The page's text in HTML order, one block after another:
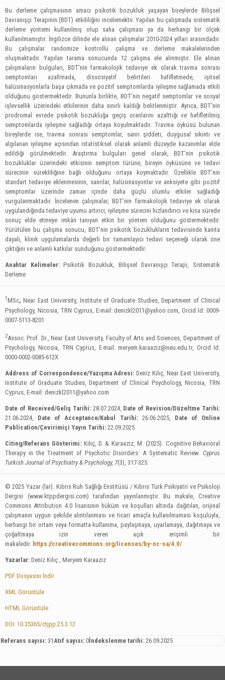
Bu derleme çalışmasının amacı psikotik bozukluk yaşayan bireylerde Bilişsel
Davranışçı Terapinin (BDT) etkililiğini incelemektir. Yapılan bu çalışmada sistematik
derleme yöntemi kullanılmış olup saha çalışması ya da herhangi bir ölçek
kullanılmamıştır. İngilizce dilinde ele alınan çalışmalar 2010-2024 yılları arasındadır.
Bu çalışmalar randomize kontrollü çalışma ve derleme makalelerinden
oluşmaktadır. Yapılan tarama sonucunda 12 çalışma ele alınmıştır. Ele alınan
çalışmaların bulguları, BDT’nin farmakolojik tedaviye ek olarak travma sonrası
semptomları azaltmada, dissosiyatif belirtileri hafifletmede, işitsel
halüsinasyonlarla başa çıkmada ve pozitif semptomlarda iyileşme sağlamada etkili
olduğunu göstermektedir. Bununla birlikte, BDT’nin negatif semptomlar ve sosyal
işlevsellik üzerindeki etkilerinin daha sınırlı kaldığı belirlenmiştir. Ayrıca, BDT’nin
prodromal evrede psikotik bozukluğa geçiş oranlarını azalttığı ve hafifletilmiş
semptomlarda iyileşme sağladığı ortaya koyulmaktadır. Travma öyküsü bulunan
bireylerde ise, travma sonrası semptomlar, sanrı şiddeti, duygusal sıkıntı ve
algılanan iyileşme açısından istatistiksel olarak anlamlı düzeyde kazanımlar elde
edildiği görülmektedir. Araştırma bulguları genel olarak, BDT’nin psikotik
bozukluklar üzerindeki etkisinin semptom türüne, bireyin öyküsüne ve tedavi
sürecinin sürekliliğine bağlı olduğunu ortaya koymaktadır. Özellikle BDT’nin
standart tedaviye eklenmesinin, sanrılar, halüsinasyonlar ve anksiyete gibi pozitif
semptomlar üzerinde zaman içinde daha güçlü olumlu etkiler sağladığı
vurgulanmaktadır. İncelenen çalışmalar, BDT’nin farmakolojik tedaviye ek olarak
uygulandığında tedaviye uyumu artırıcı, iyileşme sürecini hızlandırıcı ve kısa sürede
sonuç elde etmeye imkân tanıyan etkin bir yöntem olduğunu göstermektedir.
Yürütülen bu çalışma sonucu, BDT’nin psikotik bozuklukların tedavisinde kanıta
dayalı, klinik uygulamalarda değerli bir tamamlayıcı tedavi seçeneği olarak öne
çıktığını ve anlamlı katkılar sunduğunu göstermektedir.
Anahtar Kelimeler:Psikotik Bozukluk, Bilişsel Davranışçı Terapi, Sistematik
Derleme
1 MSc,Near East University, Institute of Graduate Studies, Department of Clinical
Psychology, Nicosia, TRN Cyprus, E-mail:denizkl2011@yahoo.com , Orcid Id: 0009-
0007-5113-8201
2Assoc. Prof. Dr., Near East University, Faculty of Arts and Sciences, Department of
Psychology, Nicosia, TRN Cyprus, E-mail:meryem.karaaziz@neu.edu.tr, Orcid Id:
0000-0002-0085-612X
Address of Correspondence/Yazışma Adresi: Deniz Kılıç, Near East University,
Institute of Graduate Studies, Department of Clinical Psychology, Nicosia, TRN
Cyprus, E-mail: denizkl2011@yahoo.com
Date of Received/Geliş Tarihi: 28.07.2024, Date of Revision/Düzeltme Tarihi:
21.06.2024, Date of Acceptance/Kabul Tarihi: 26.06.2025, Date of Online
Publication/Çevirimiçi Yayın Tarihi: 22.09.2025
Citing/Referans Gösterimi: Kılıç, D. & Karaaziz, M. (2025). Cognitive Behavioral
Therapy in the Treatment of Psychotic Disorders: A Systematic Review. Cyprus
Turkish Journal of Psychiatry & Psychology, 7(3), 317-325.
© 2025 Yazar (lar). Kıbrıs Ruh Sağlığı Enstitüsü / Kıbrıs Türk Psikiyatri ve Psikoloji
Dergisi (www.ktppdergisi.com) tarafından yayınlanmıştır. Bu makale, Creative
Commons Attribution 4.0 lisansının hüküm ve koşulları altında dağıtılan, orijinal
çalışmanın uygun şekilde alıntılanması ve ticari amaçla kullanılmaması koşuluyla,
herhangi bir ortam veya formatta kullanıma, paylaşmaya, uyarlamaya, dağıtmaya ve
çoğaltmaya izin veren açık erişimli bir
makaledir. https://creativecommons.org/licenses/by-nc-sa/4.0/
Yazarlar: Deniz Kılıç , Meryem Karaaziz
PDF Dosyasını İndir
XML Görüntüle
HTML Görüntüle
DOI: 10.35365/ctjpp.25.3.12
Referans sayısı: 31 Atıf sayısı: 0İndekslenme tarihi: 26.09.2025